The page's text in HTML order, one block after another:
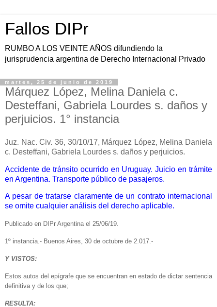
Fallos DIPr
RUMBO A LOS VEINTE AÑOS difundiendo la
jurisprudencia argentina de Derecho Internacional Privado
martes, 25 de junio de 2019
Márquez López, Melina Daniela c.
Desteffani, Gabriela Lourdes s. daños y
perjuicios. 1° instancia
Juz. Nac. Civ. 36, 30/10/17, Márquez López, Melina Daniela
c. Desteffani, Gabriela Lourdes s. daños y perjuicios.
Accidente de tránsito ocurrido en Uruguay. Juicio en trámite
en Argentina. Transporte público de pasajeros.
A pesar de tratarse claramente de un contrato internacional
se omite cualquier análisis del derecho aplicable.
Publicado en DIPr Argentina el 25/06/19.
1º instancia.- Buenos Aires, 30 de octubre de 2.017.-
Y VISTOS:
Estos autos del epígrafe que se encuentran en estado de dictar sentencia
definitiva y de los que;
RESULTA: